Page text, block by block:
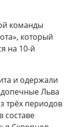
команды
который
на 10-й
и одержали
Льва
трёх периодов
составе